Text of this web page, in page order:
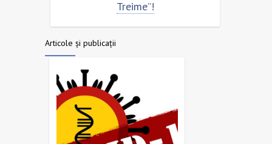
Articole și publicații